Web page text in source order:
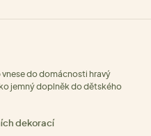
do domácnosti hravý
jemný doplněk do dětského
dekorací